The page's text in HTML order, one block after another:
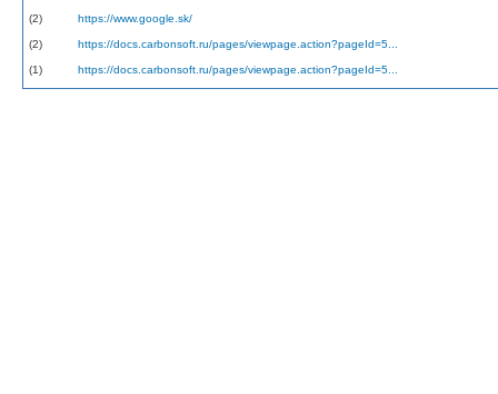
(2) https://www.google.sk/
(2) https://docs.carbonsoft.ru/pages/viewpage.action?pageId=5...
(1) https://docs.carbonsoft.ru/pages/viewpage.action?pageId=5...